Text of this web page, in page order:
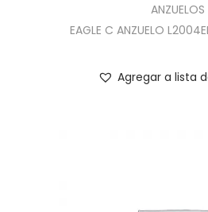
ANZUELOS
EAGLE C ANZUELO
Agregar a lista